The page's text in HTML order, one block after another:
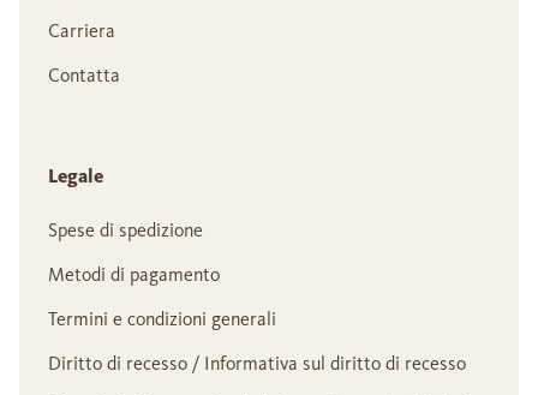
Carriera
Contatta
Legale
Spese di spedizione
Metodi di pagamento
Termini e condizioni generali
Diritto di recesso / Informativa sul diritto di recesso